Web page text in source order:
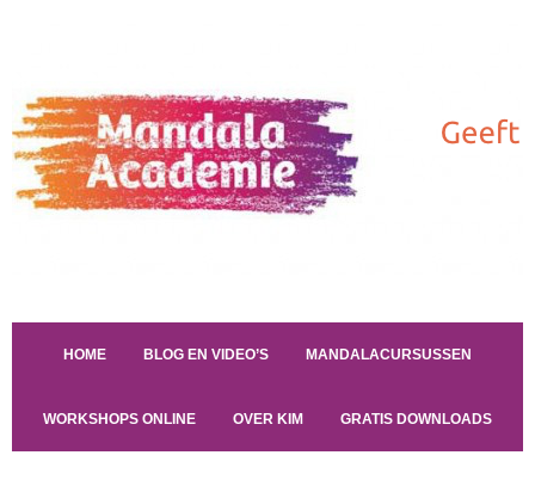
HOME BLOG EN VIDEO’S MANDALACURSUSSEN
WORKSHOPS ONLINE OVER KIM GRATIS DOWNLOADS